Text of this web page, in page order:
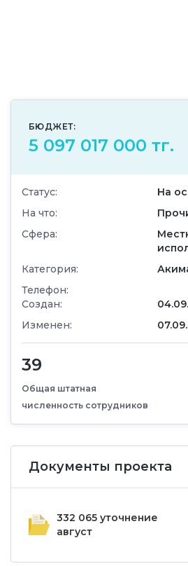
БЮДЖЕТ:
5 097 017 000 тг.
Статус:
На
На что:
Сфера:
Категория:
Телефон:
Создан:
Изменен:
39
Общая штатная
численность сотрудников
Документы проекта
332 065 уточнение
август